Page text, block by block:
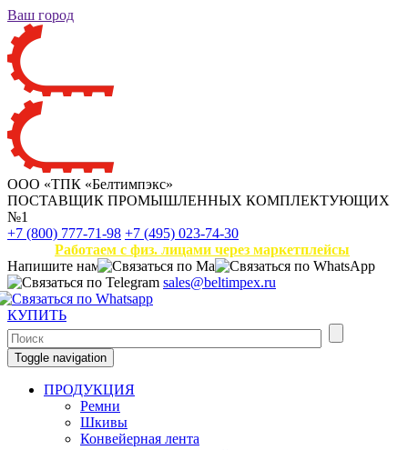
Ваш город
ООО «ТПК «Белтимпэкс»
ПОСТАВЩИК ПРОМЫШЛЕННЫХ КОМПЛЕКТУЮЩИХ
№1
+7 (800) 777-71-98 +7 (495) 023-74-30
Работаем с физ. лицами через маркетплейсы
Напишите нам
sales@beltimpex.ru
КУПИТЬ
Toggle navigation
ПРОДУКЦИЯ
Ремни
Шкивы
Конвейерная лента